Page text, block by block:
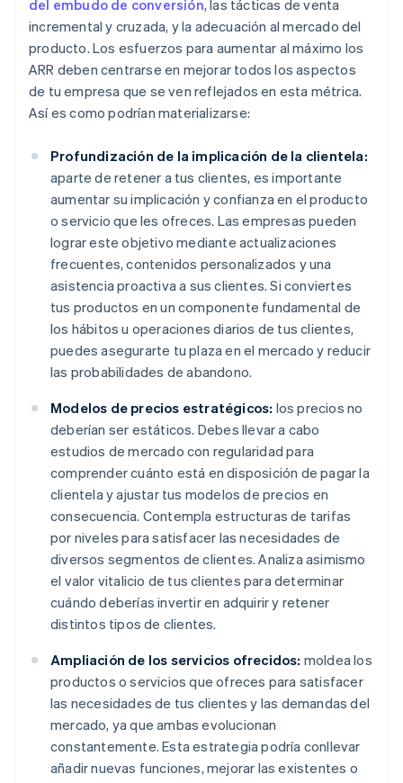
del embudo de conversión, las tácticas de venta
incremental y cruzada, y la adecuación al mercado del
producto. Los esfuerzos para aumentar al máximo los
ARR deben centrarse en mejorar todos los aspectos
de tu empresa que se ven reflejados en esta métrica.
Así es como podrían materializarse:
Profundización de la implicación de la clientela:
aparte de retener a tus clientes, es importante
aumentar su implicación y confianza en el producto
o servicio que les ofreces. Las empresas pueden
lograr este objetivo mediante actualizaciones
frecuentes, contenidos personalizados y una
asistencia proactiva a sus clientes. Si conviertes
tus productos en un componente fundamental de
los hábitos u operaciones diarios de tus clientes,
puedes asegurarte tu plaza en el mercado y reducir
las probabilidades de abandono.
Modelos de precios estratégicos: los precios no
deberían ser estáticos. Debes llevar a cabo
estudios de mercado con regularidad para
comprender cuánto está en disposición de pagar la
clientela y ajustar tus modelos de precios en
consecuencia. Contempla estructuras de tarifas
por niveles para satisfacer las necesidades de
diversos segmentos de clientes. Analiza asimismo
el valor vitalicio de tus clientes para determinar
cuándo deberías invertir en adquirir y retener
distintos tipos de clientes.
Ampliación de los servicios ofrecidos: moldea los
productos o servicios que ofreces para satisfacer
las necesidades de tus clientes y las demandas del
mercado, ya que ambas evolucionan
constantemente. Esta estrategia podría conllevar
añadir nuevas funciones, mejorar las existentes o